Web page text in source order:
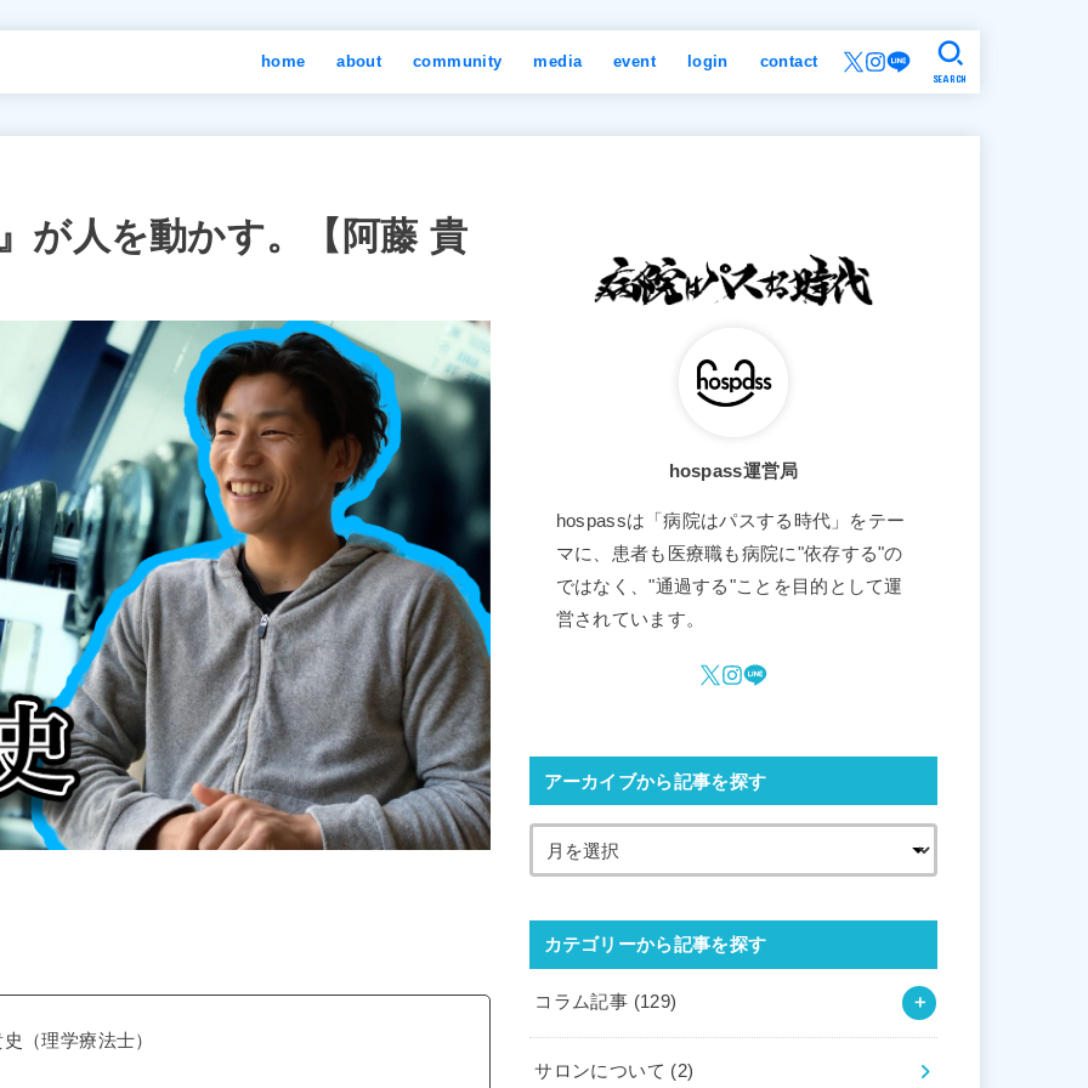
home about community media event login contact
SEARCH
が人を動かす。【阿藤 貴
（理学療法士）
hospass運営局
hospassは「病院はパスする時代」をテー
マに、患者も医療職も病院に"依存する"の
ではなく、"通過する"ことを目的として運
営されています。
アーカイブから記事を探す
カテゴリーから記事を探す
コラム記事 (129)
サロンについて (2)